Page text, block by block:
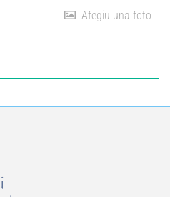
Afegiu una foto